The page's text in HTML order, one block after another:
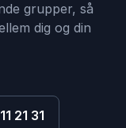
grupper, så
dig og din
21 31